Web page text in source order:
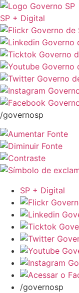
SP + Digital
/governosp
SP + Digital
/governosp